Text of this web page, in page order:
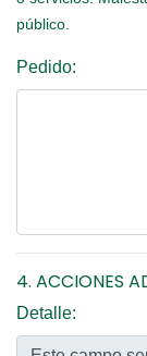
público.
Pedido:
4. ACCIONES
Detalle: